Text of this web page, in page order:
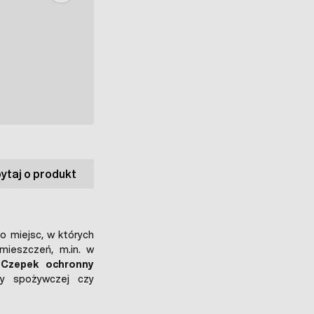
o produkt
miejsc, w których
m.in. w
Czepek ochronny
spożywczej czy